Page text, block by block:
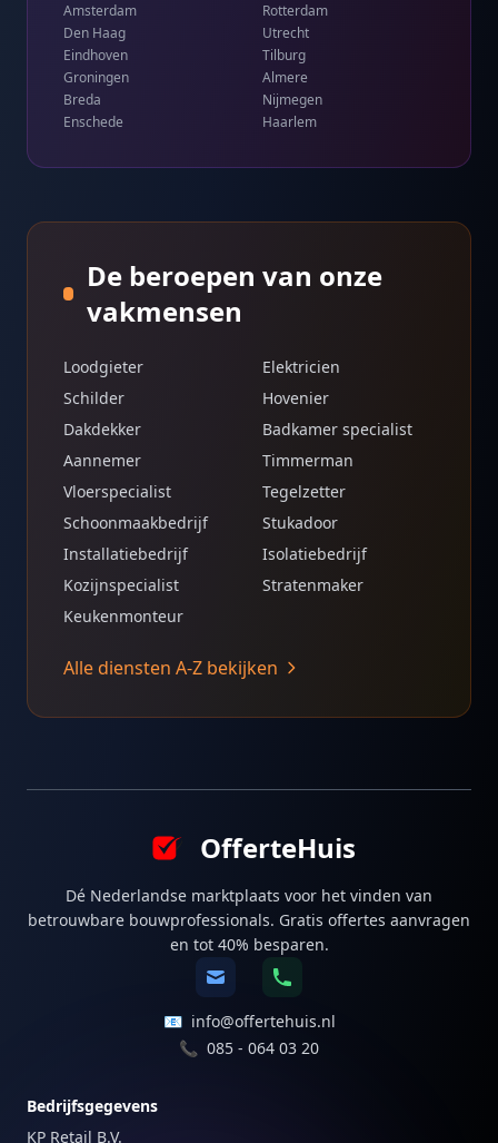
Amsterdam
Rotterdam
Den Haag
Utrecht
Eindhoven
Tilburg
Groningen
Almere
Breda
Nijmegen
Enschede
Haarlem
De beroepen van onze
vakmensen
Loodgieter
Elektricien
Schilder
Hovenier
Dakdekker
Badkamer specialist
Aannemer
Timmerman
Vloerspecialist
Tegelzetter
Schoonmaakbedrijf
Stukadoor
Installatiebedrijf
Isolatiebedrijf
Kozijnspecialist
Stratenmaker
Keukenmonteur
Alle diensten A-Z bekijken
OfferteHuis
Dé Nederlandse marktplaats voor het vinden van
betrouwbare bouwprofessionals. Gratis offertes aanvragen
en tot 40% besparen.
📧 info@offertehuis.nl
📞 085 - 064 03 20
Bedrijfsgegevens
KP Retail B.V.